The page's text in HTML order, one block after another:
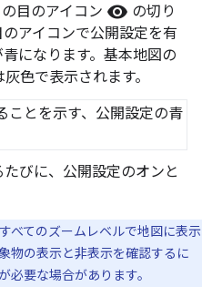
目のアイコン visibility の切り
アイコンで公開設定を有
になります。基本地図の
色で表示されます。
びに、公開設定のオンと
べてのズームレベルで地図に表示
物の表示と非表示を確認するに
必要な場合があります。